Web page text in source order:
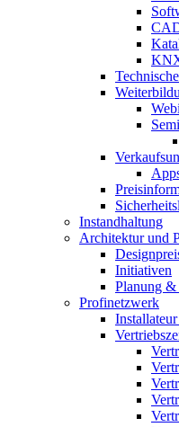
Instandhaltung
Architektur und
Initiativen
Planung &
Profinetzwerk